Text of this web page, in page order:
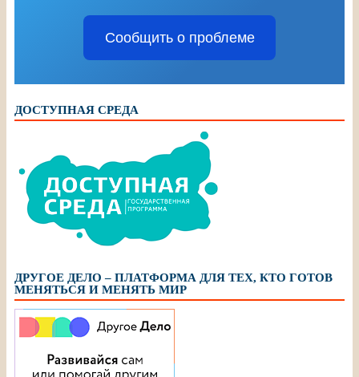
Сообщить о проблеме
ДОСТУПНАЯ СРЕДА
ДРУГОЕ ДЕЛО – ПЛАТФОРМА ДЛЯ ТЕХ, КТО ГОТОВ
МЕНЯТЬСЯ И МЕНЯТЬ МИР